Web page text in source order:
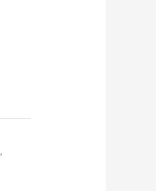
,